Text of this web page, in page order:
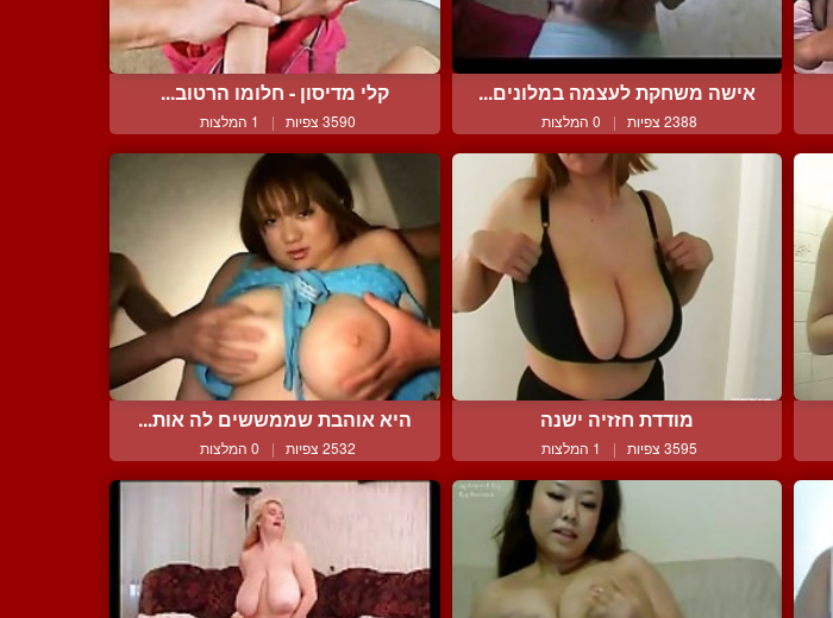
אישה משחקת לעצמה במלונים...
2388 צפיות | 0 המלצות
קלי מדיסון - חלומו הרטוב...
3590 צפיות | 1 המלצות
מודדת חזזיה ישנה
3595 צפיות | 1 המלצות
היא אוהבת שממששים לה אות...
2532 צפיות | 0 המלצות